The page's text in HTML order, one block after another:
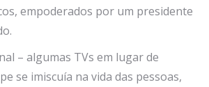
empoderados por um presidente
– algumas TVs em lugar de
se imiscuía na vida das pessoas,